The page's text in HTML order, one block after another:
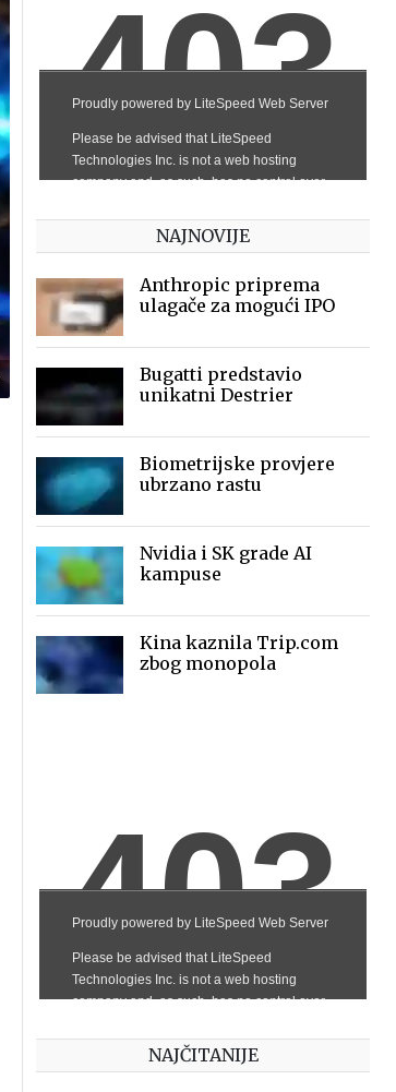
NAJNOVIJE
Anthropic priprema
ulagače za mogući IPO
Bugatti predstavio
unikatni Destrier
Biometrijske provjere
ubrzano rastu
Nvidia i SK grade AI
kampuse
Kina kaznila Trip.com
zbog monopola
NAJČITANIJE